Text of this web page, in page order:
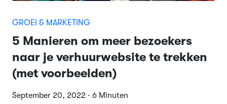
GROEI & MARKETING
5 Manieren om meer bezoekers
naar je verhuurwebsite te trekken
(met voorbeelden)
September 20, 2022 · 6 Minuten